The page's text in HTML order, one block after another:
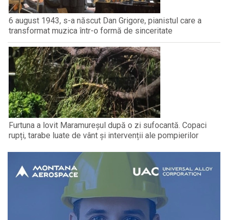
6 august 1943, s-a născut Dan Grigore, pianistul care a
transformat muzica într-o formă de sinceritate
Furtuna a lovit Maramureșul după o zi sufocantă. Copaci
rupți, tarabe luate de vânt și intervenții ale pompierilor